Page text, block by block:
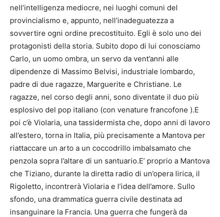
nell’intelligenza mediocre, nei luoghi comuni del
provincialismo e, appunto, nell’inadeguatezza a
sovvertire ogni ordine precostituito. Egli è solo uno dei
protagonisti della storia. Subito dopo di lui conosciamo
Carlo, un uomo ombra, un servo da vent’anni alle
dipendenze di Massimo Belvisi, industriale lombardo,
padre di due ragazze, Marguerite e Christiane. Le
ragazze, nel corso degli anni, sono diventate il duo più
esplosivo del pop italiano (con venature francofone ).E
poi c’è Violaria, una tassidermista che, dopo anni di lavoro
all’estero, torna in Italia, più precisamente a Mantova per
riattaccare un arto a un coccodrillo imbalsamato che
penzola sopra l’altare di un santuario.E’ proprio a Mantova
che Tiziano, durante la diretta radio di un’opera lirica, il
Rigoletto, incontrerà Violaria e l’idea dell’amore. Sullo
sfondo, una drammatica guerra civile destinata ad
insanguinare la Francia. Una guerra che fungerà da